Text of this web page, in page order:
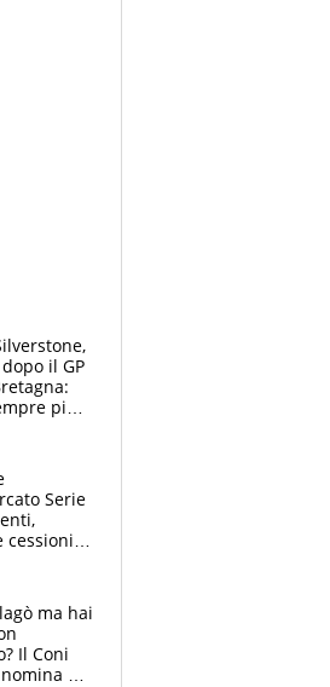
il GP
più
Serie
cessioni:
ma hai
Il Coni
di